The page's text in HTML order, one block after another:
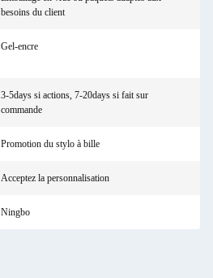
besoins du client
Gel-encre
3-5days si actions, 7-20days si fait sur
commande
Promotion du stylo à bille
Acceptez la personnalisation
Ningbo